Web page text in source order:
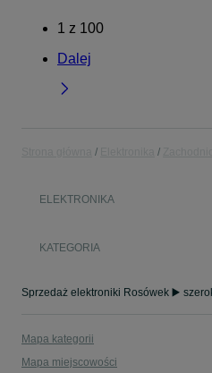
1 z 100
Dalej
ELEKTRONIKA
KATEGORIA
Mapa kategorii
Mapa miejscowości